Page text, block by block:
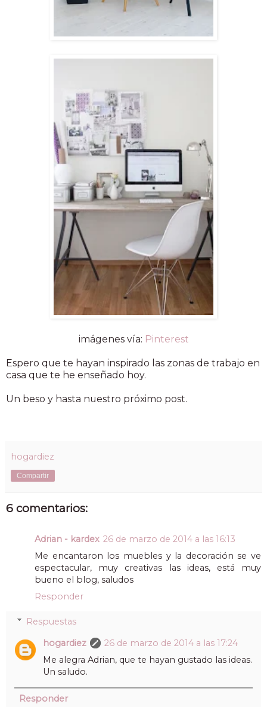
imágenes vía: Pinterest
Espero que te hayan inspirado las zonas de trabajo en
casa que te he enseñado hoy.
Un beso y hasta nuestro próximo post.
hogardiez
Compartir
6 comentarios:
Adrian - kardex 26 de marzo de 2014 a las 16:13
Me encantaron los muebles y la decoración se ve
espectacular, muy creativas las ideas, está muy
bueno el blog, saludos
Responder
Respuestas
hogardiez
26 de marzo de 2014 a las 17:24
Me alegra Adrian, que te hayan gustado las ideas.
Un saludo.
Responder